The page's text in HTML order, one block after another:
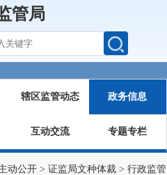
管局
辖区监管动态 政务信息
互动交流 专题专栏
动公开 > 证监局文种体裁 > 行政监管